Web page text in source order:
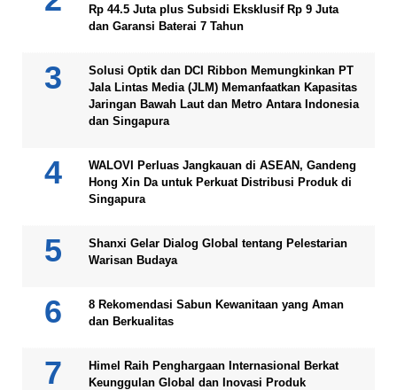
Rp 44.5 Juta plus Subsidi Eksklusif Rp 9 Juta
dan Garansi Baterai 7 Tahun
Solusi Optik dan DCI Ribbon Memungkinkan PT
Jala Lintas Media (JLM) Memanfaatkan Kapasitas
Jaringan Bawah Laut dan Metro Antara Indonesia
dan Singapura
WALOVI Perluas Jangkauan di ASEAN, Gandeng
Hong Xin Da untuk Perkuat Distribusi Produk di
Singapura
Shanxi Gelar Dialog Global tentang Pelestarian
Warisan Budaya
8 Rekomendasi Sabun Kewanitaan yang Aman
dan Berkualitas
Himel Raih Penghargaan Internasional Berkat
Keunggulan Global dan Inovasi Produk